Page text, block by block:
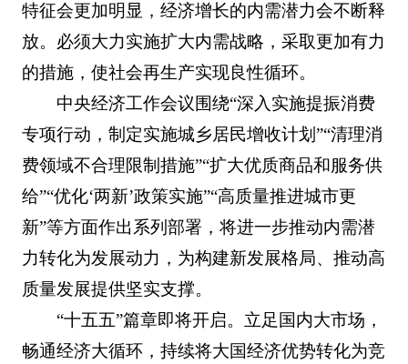
特征会更加明显，经济增长的内需潜力会不断释
放。必须大力实施扩大内需战略，采取更加有力
的措施，使社会再生产实现良性循环。
中央经济工作会议围绕“深入实施提振消费
专项行动，制定实施城乡居民增收计划”“清理消
费领域不合理限制措施”“扩大优质商品和服务供
给”“优化‘两新’政策实施”“高质量推进城市更
新”等方面作出系列部署，将进一步推动内需潜
力转化为发展动力，为构建新发展格局、推动高
质量发展提供坚实支撑。
“十五五”篇章即将开启。立足国内大市场，
畅通经济大循环，持续将大国经济优势转化为竞